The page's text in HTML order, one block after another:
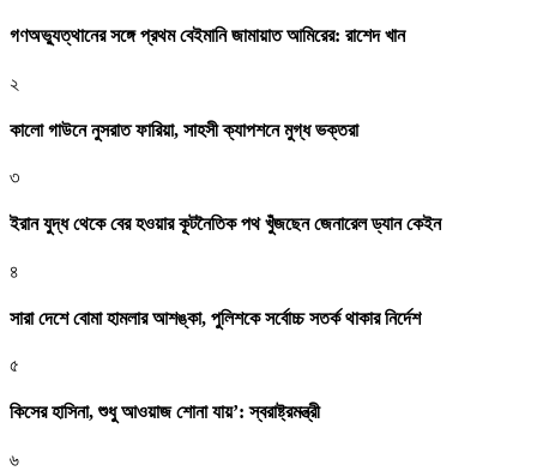
গণঅভ্যুত্থানের সঙ্গে প্রথম বেইমানি জামায়াত আমিরের: রাশেদ খান
২
কালো গাউনে নুসরাত ফারিয়া, সাহসী ক্যাপশনে মুগ্ধ ভক্তরা
৩
ইরান যুদ্ধ থেকে বের হওয়ার কূটনৈতিক পথ খুঁজছেন জেনারেল ড্যান কেইন
৪
সারা দেশে বোমা হামলার আশঙ্কা, পুলিশকে সর্বোচ্চ সতর্ক থাকার নির্দেশ
৫
কিসের হাসিনা, শুধু আওয়াজ শোনা যায়’: স্বরাষ্ট্রমন্ত্রী
৬